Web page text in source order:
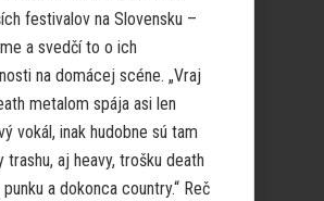
festivalov na Slovensku –
a svedčí to o ich
na domácej scéne. „Vraj
metalom spája asi len
vokál, inak hudobne sú tam
trashu, aj heavy, trošku death
a dokonca country.“ Reč